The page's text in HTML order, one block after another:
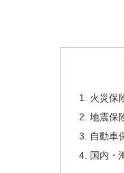
火災保
地震保
自動車
国内・